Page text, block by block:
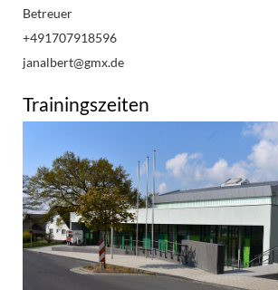
Betreuer
+491707918596
janalbert@gmx.de
Trainingszeiten